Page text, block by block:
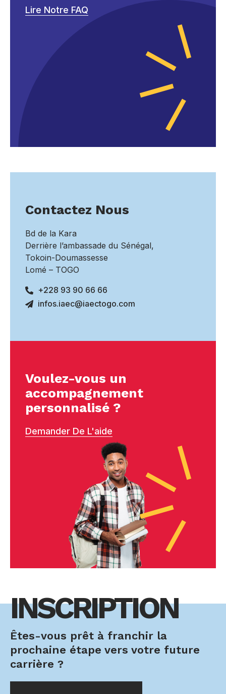
Lire Notre FAQ
Contactez Nous
Bd de la Kara
Derrière l’ambassade du Sénégal,
Tokoin-Doumassesse
Lomé – TOGO
+228 93 90 66 66
infos.iaec@iaectogo.com
Voulez-vous un
accompagnement
personnalisé ?
Demander De L'aide
INSCRIPTION
Êtes-vous prêt à franchir la
prochaine étape vers votre future
carrière ?